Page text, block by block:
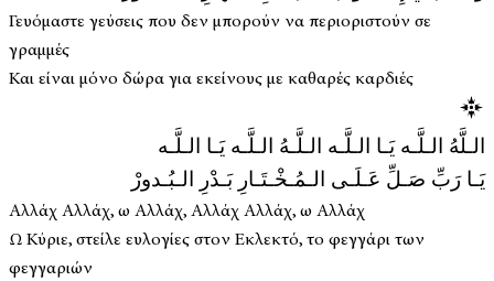
Γευόμαστε γεύσεις που δεν μπορούν να περιοριστούν σε
γραμμές
Και είναι μόνο δώρα για εκείνους με καθαρές καρδιές
الـلَّهُ الـلَّـه يَـا الـلَّـه الـلَّـهُ الـلَّـه يَـا الـلَّـه
يَـا رَبِّ صَـلِّ عَـلَـى الـمُـخْـتَـارِ بَـدْرِ الـبُـدورْ
Αλλάχ Αλλάχ, ω Αλλάχ, Αλλάχ Αλλάχ, ω Αλλάχ
Ω Κύριε, στείλε ευλογίες στον Εκλεκτό, το φεγγάρι των
φεγγαριών